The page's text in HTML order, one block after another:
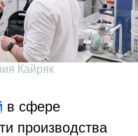
Кайряк
в сфере
производства